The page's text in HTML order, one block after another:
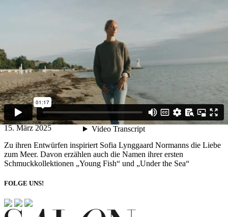
Talent in dritter Generation
Sofia Lynggaard Normann – Tochter von Charlotte und Enkelin von
Ole Lynggaard – feiert ihr Debüt als Schmuckdesignerin im
dänischen Familienunternehmens OLE LYNGGAARD
COPENHAGEN
Text: SALON-Redaktion
15. März 2025
Zu ihren Entwürfen inspiriert Sofia Lynggaard Normanns die Liebe
zum Meer. Davon erzählen auch die Namen ihrer ersten
Schmuckkollektionen „Young Fish“ und „Under the Sea“
FOLGE UNS!